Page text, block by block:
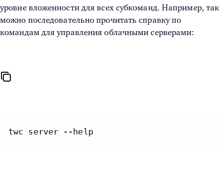
уровне вложенности для всех субкоманд. Например, так
можно последовательно прочитать справку по
командам для управления облачными серверами:
twc server --help